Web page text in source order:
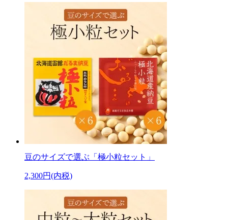
豆のサイズで選ぶ「極小粒セット」
2,300円(内税)